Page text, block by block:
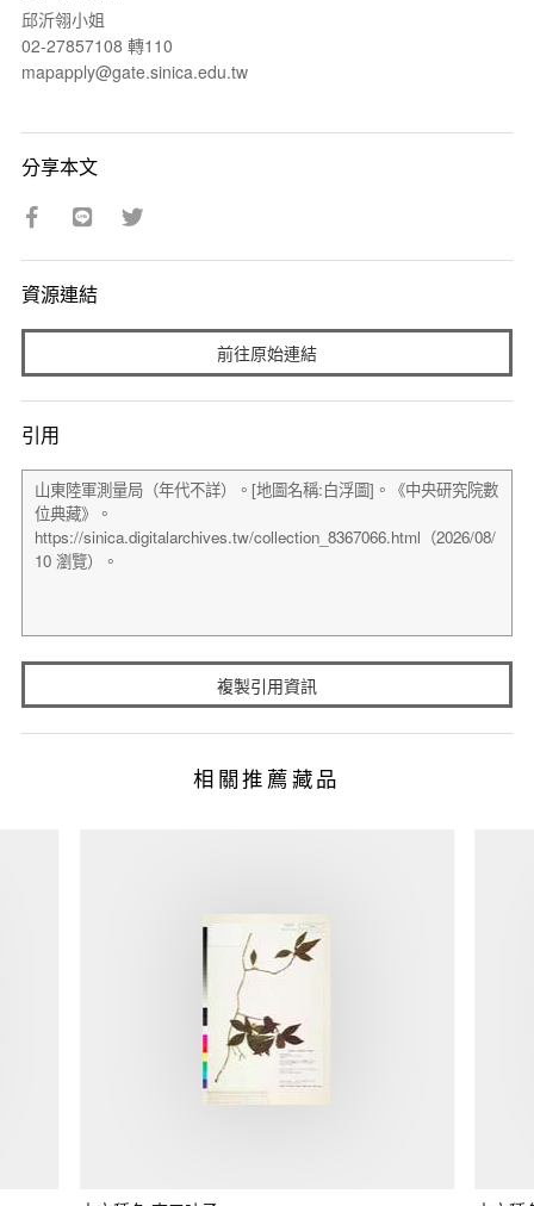
邱沂翎小姐
02-27857108 轉110
mapapply@gate.sinica.edu.tw
分享本文
資源連結
前往原始連結
引用
複製引用資訊
相關推薦藏品